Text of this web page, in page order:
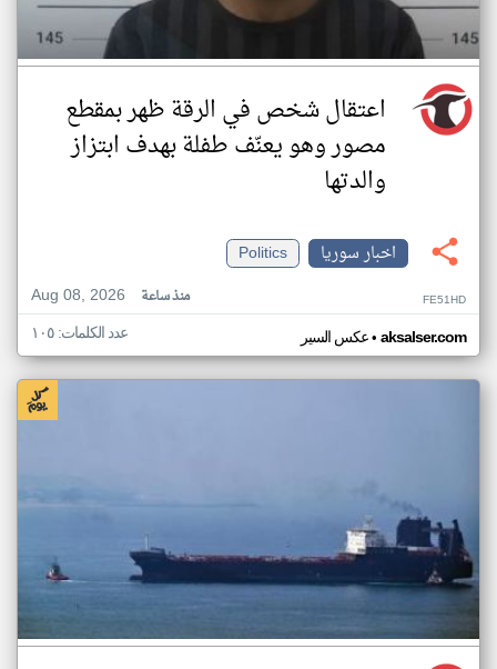
اعتقال شخص في الرقة ظهر بمقطع
مصور وهو يعنّف طفلة بهدف ابتزاز
والدتها
اخبار سوريا
Politics
Aug 08, 2026
منذ ساعة FE51HD
عكس السير• aksalser.com عدد الكلمات: ١٠٥